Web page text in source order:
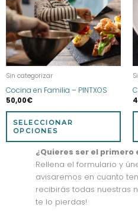
Sin categorizar
Cocina en Familia – PINTXOS
50,00€
SELECCIONAR
OPCIONES
Las
¿Quieres ser el primero
Rellena el formulario y
avisaremos en cuanto
recibirás todas nuestras
te lo pierdas!